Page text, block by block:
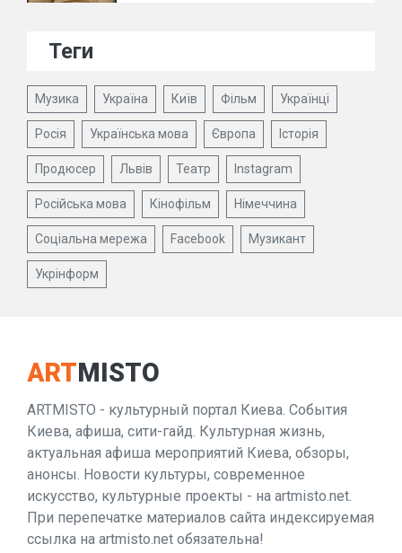
Теги
Музика Україна Київ Фільм Українці
Росія Українська мова Європа Історія
Продюсер Львів Театр Instagram
Російська мова Кінофільм Німеччина
Соціальна мережа Facebook Музикант
Укрінформ
ARTMISTO
ARTMISTO - культурный портал Киева. События
Киева, афиша, сити-гайд. Культурная жизнь,
актуальная афиша мероприятий Киева, обзоры,
анонсы. Новости культуры, современное
искусство, культурные проекты - на artmisto.net.
При перепечатке материалов сайта индексируемая
ссылка на artmisto.net обязательна!